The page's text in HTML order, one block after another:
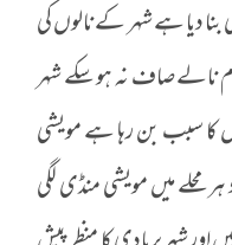
دیا ہے شہر کے نالوں کی
نالے صاف نہ ہو سکے شہر
کا سبب بن رہا ہے مویشی
محلے میں مویشی منڈی لگی